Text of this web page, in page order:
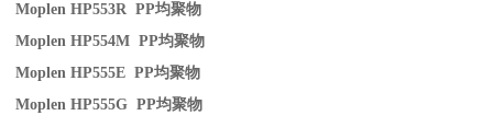
Moplen HP553R PP均聚物
Moplen HP554M PP均聚物
Moplen HP555E PP均聚物
Moplen HP555G PP均聚物